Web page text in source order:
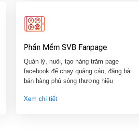
Phần Mềm SVB Fanpage
Quản lý, nuôi, tạo hàng trăm page
facebook để chạy quảng cáo, đăng bài
bán hàng phủ sóng thương hiệu
Xem chi tiết